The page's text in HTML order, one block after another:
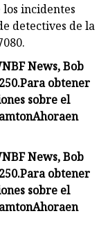
incidentes
detectives de la
News, Bob
Para obtener
sobre el
en
News, Bob
Para obtener
sobre el
en